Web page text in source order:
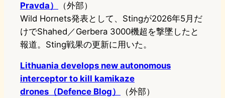
Pravda）
（外部）
Wild Hornets発表として、Stingが2026年5月だ
けでShahed／Gerbera 3000機超を撃墜したと
報道。Sting戦果の更新に用いた。
Lithuania develops new autonomous
interceptor to kill kamikaze
drones（Defence Blog）
（外部）